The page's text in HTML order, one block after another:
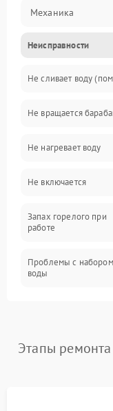
Механика
Электропитание
Водоснабжение
Слив
Программное
Неисправности
Не сливает воду
Не вращается
Не нагревает воду
Не включается
Запах горелого при
работе
Проблемы с набором
воды
Этапы